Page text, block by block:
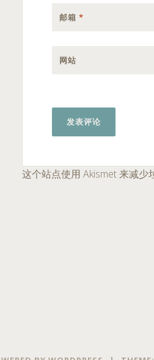
邮箱*
网站
这个站点使用 Akismet 来减少